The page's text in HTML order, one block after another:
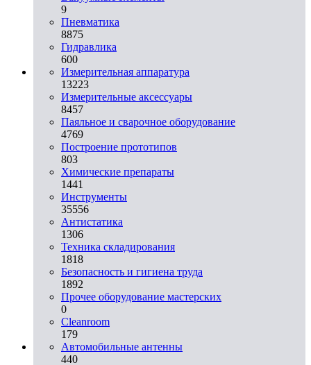
9
Пневматика
8875
Гидравлика
600
Измерительная аппаратура
13223
Измерительные аксессуары
8457
Паяльное и сварочное оборудование
4769
Построение прототипов
803
Химические препараты
1441
Инструменты
35556
Aнтистатика
1306
Техника складирования
1818
Безопасность и гигиена труда
1892
Прочее оборудование мастерских
0
Cleanroom
179
Автомобильные антенны
440